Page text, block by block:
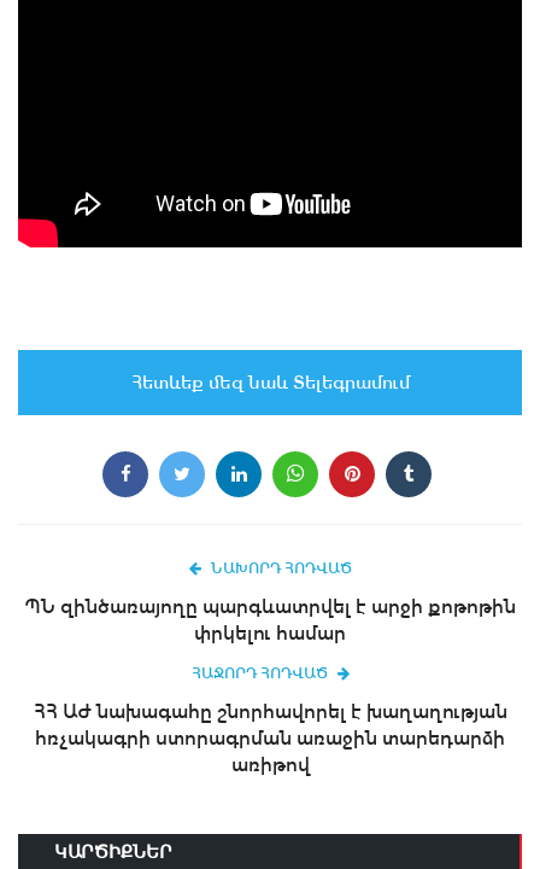
Հետևեք մեզ նաև Տելեգրամում
ՆԱԽՈՐԴ ՀՈԴՎԱԾ
ՊՆ զինծառայողը պարգևատրվել է արջի քոթոթին
փրկելու համար
ՀԱՋՈՐԴ ՀՈԴՎԱԾ
ՀՀ ԱԺ նախագահը շնորհավորել է խաղաղության
հռչակագրի ստորագրման առաջին տարեդարձի
առիթով
ԿԱՐԾԻՔՆԵՐ